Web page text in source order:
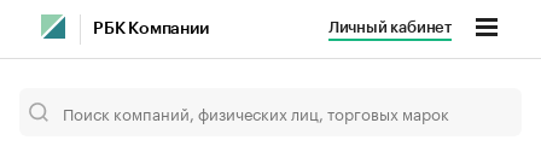
РБК Компании Личный кабинет